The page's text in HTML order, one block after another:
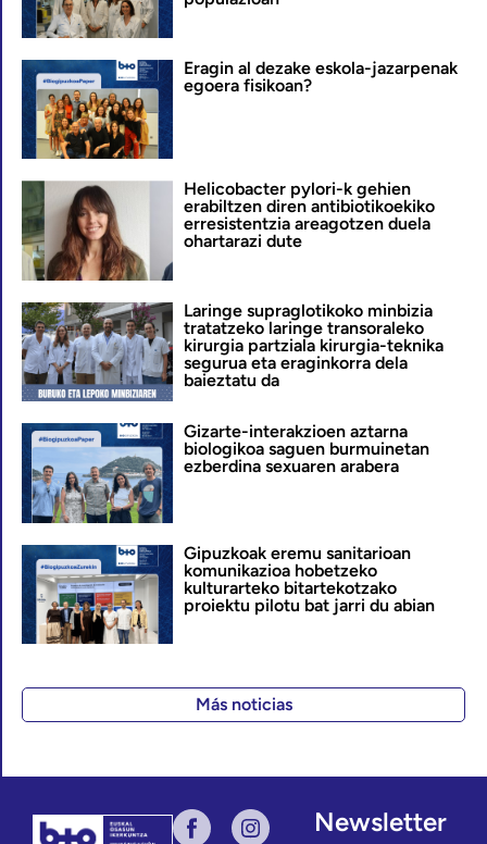
Eragin al dezake eskola-jazarpenak
egoera fisikoan?
Helicobacter pylori-k gehien
erabiltzen diren antibiotikoekiko
erresistentzia areagotzen duela
ohartarazi dute
Laringe supraglotikoko minbizia
tratatzeko laringe transoraleko
kirurgia partziala kirurgia-teknika
segurua eta eraginkorra dela
baieztatu da
Gizarte-interakzioen aztarna
biologikoa saguen burmuinetan
ezberdina sexuaren arabera
Gipuzkoak eremu sanitarioan
komunikazioa hobetzeko
kulturarteko bitartekotzako
proiektu pilotu bat jarri du abian
Más noticias
Newsletter